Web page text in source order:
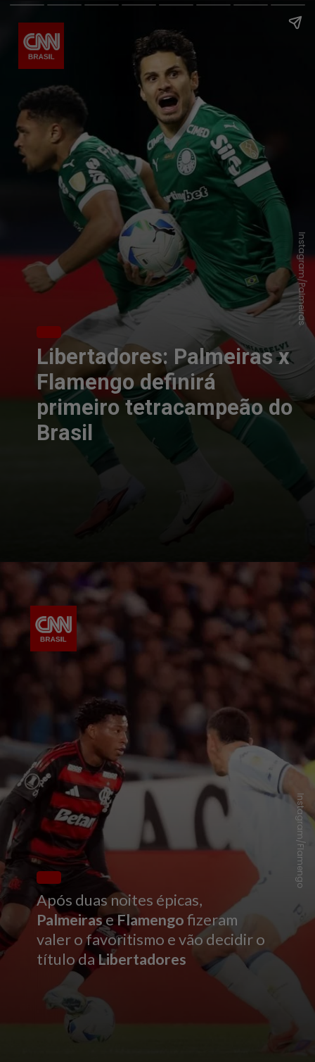
Libertadores: Palmeiras x
Flamengo definirá
primeiro tetracampeão do
Brasil
Instagram/Palmeiras
Após duas noites épicas,
PalmeiraseFlamengofizeram
valer o favoritismo e vão decidir o
título daLibertadores
Instagram/Flamengo